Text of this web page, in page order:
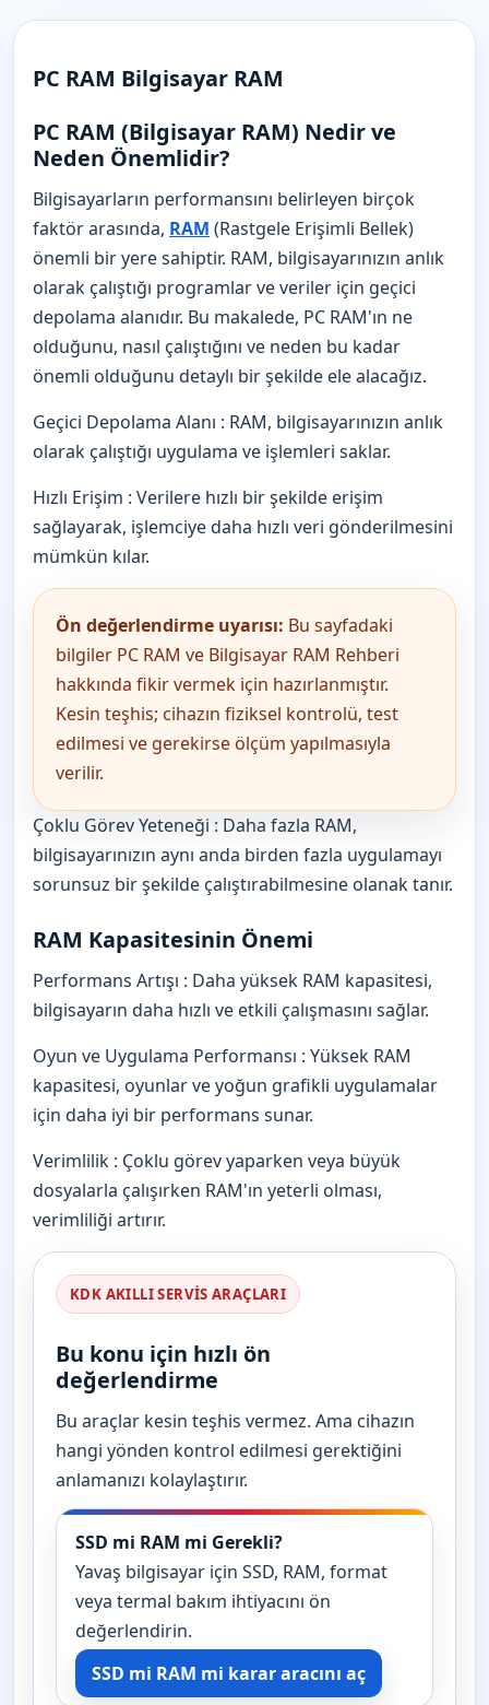
PC RAM Bilgisayar RAM
PC RAM (Bilgisayar RAM) Nedir ve
Neden Önemlidir?
Bilgisayarların performansını belirleyen birçok
faktör arasında, RAM (Rastgele Erişimli Bellek)
önemli bir yere sahiptir. RAM, bilgisayarınızın anlık
olarak çalıştığı programlar ve veriler için geçici
depolama alanıdır. Bu makalede, PC RAM'ın ne
olduğunu, nasıl çalıştığını ve neden bu kadar
önemli olduğunu detaylı bir şekilde ele alacağız.
Geçici Depolama Alanı : RAM, bilgisayarınızın anlık
olarak çalıştığı uygulama ve işlemleri saklar.
Hızlı Erişim : Verilere hızlı bir şekilde erişim
sağlayarak, işlemciye daha hızlı veri gönderilmesini
mümkün kılar.
Ön değerlendirme uyarısı: Bu sayfadaki
bilgiler PC RAM ve Bilgisayar RAM Rehberi
hakkında fikir vermek için hazırlanmıştır.
Kesin teşhis; cihazın fiziksel kontrolü, test
edilmesi ve gerekirse ölçüm yapılmasıyla
verilir.
Çoklu Görev Yeteneği : Daha fazla RAM,
bilgisayarınızın aynı anda birden fazla uygulamayı
sorunsuz bir şekilde çalıştırabilmesine olanak tanır.
RAM Kapasitesinin Önemi
Performans Artışı : Daha yüksek RAM kapasitesi,
bilgisayarın daha hızlı ve etkili çalışmasını sağlar.
Oyun ve Uygulama Performansı : Yüksek RAM
kapasitesi, oyunlar ve yoğun grafikli uygulamalar
için daha iyi bir performans sunar.
Verimlilik : Çoklu görev yaparken veya büyük
dosyalarla çalışırken RAM'ın yeterli olması,
verimliliği artırır.
KDK AKILLI SERVIS ARAÇLARI
Bu konu için hızlı ön
değerlendirme
Bu araçlar kesin teşhis vermez. Ama cihazın
hangi yönden kontrol edilmesi gerektiğini
anlamanızı kolaylaştırır.
SSD mi RAM mi Gerekli?
Yavaş bilgisayar için SSD, RAM, format
veya termal bakım ihtiyacını ön
değerlendirin.
SSD mi RAM mi karar aracını aç